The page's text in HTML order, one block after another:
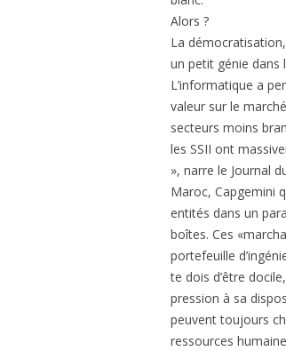
Alors ?
La
un petit génie dans
L’informatique a
valeur sur le
secteurs moins
les SSII ont
», narre le Journal
Maroc, Capgemini
entités dans un
boîtes. Ces
portefeuille
te dois d’être
pression à sa
peuvent toujours
ressources